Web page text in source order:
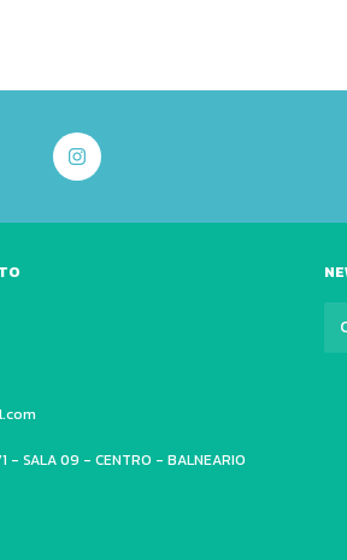
- SALA 09 - CENTRO - BALNEARIO